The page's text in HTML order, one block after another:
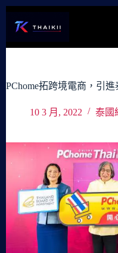
容
PChome拓跨境電商，引
10 3 月, 2022 泰國